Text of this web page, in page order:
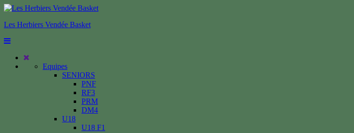
Les Herbiers Vendée Basket
Equipes
SENIORS
PNF
RF3
PRM
DM4
U18
U18 F1